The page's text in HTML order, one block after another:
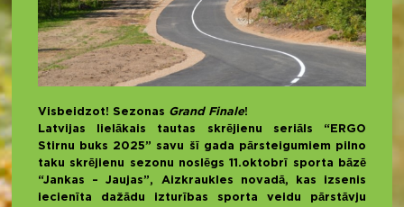
Visbeidzot! Sezonas Grand Finale!
Latvijas lielākais tautas skrējienu seriāls “ERGO
Stirnu buks 2025” savu šī gada pārsteigumiem pilno
taku skrējienu sezonu noslēgs 11.oktobrī sporta bāzē
“Jankas – Jaujas”, Aizkraukles novadā, kas izsenis
iecienīta dažādu izturības sporta veidu pārstāvju